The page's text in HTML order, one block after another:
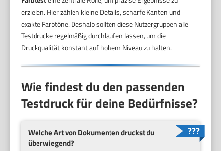
erzielen. Hier zählen kleine Details, scharfe Kanten und
exakte Farbtöne. Deshalb sollten diese Nutzergruppen alle
Testdrucke regelmäßig durchlaufen lassen, um die
Druckqualität konstant auf hohem Niveau zu halten.
Wie findest du den passenden
Testdruck für deine Bedürfnisse?
Welche Art von Dokumenten druckst du
überwiegend?